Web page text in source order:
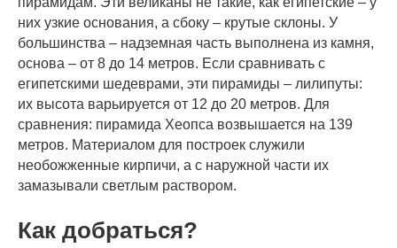
них узкие основания, а сбоку – крутые склоны. У
большинства – надземная часть выполнена из камня,
основа – от 8 до 14 метров. Если сравнивать с
египетскими шедеврами, эти пирамиды – лилипуты:
их высота варьируется от 12 до 20 метров. Для
сравнения: пирамида Хеопса возвышается на 139
метров. Материалом для построек служили
необожженные кирпичи, а с наружной части их
замазывали светлым раствором.
Как добраться?